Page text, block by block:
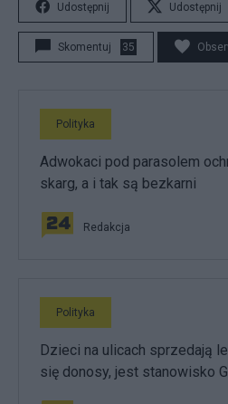
Udostępnij Udostępnij
Skomentuj 35
Polityka
Adwokaci pod parasolem
skarg, a i tak są bezkarni
Redakcja
Polityka
Dzieci na ulicach sprzedają
się donosy, jest stanowisko